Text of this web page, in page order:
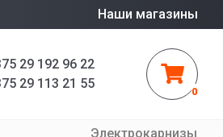
Наши магазины
29 192 96 22
29 113 21 55
0
Электрокарнизы